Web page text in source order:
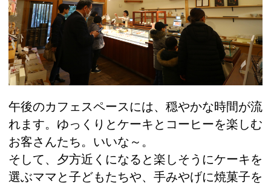
午後のカフェスペースには、穏やかな時間が流
れます。ゆっくりとケーキとコーヒーを楽しむ
お客さんたち。いいな～。
そして、夕方近くになると楽しそうにケーキを
選ぶママと子どもたちや、手みやげに焼菓子を